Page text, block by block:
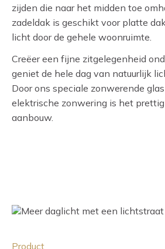
zijden die naar het midden toe
zadeldak is geschikt voor platte
licht door de gehele woonruimte.
Creëer een fijne zitgelegenheid
geniet de hele dag van natuurlijk
Door ons speciale zonwerende
elektrische zonwering is het
aanbouw.
Product